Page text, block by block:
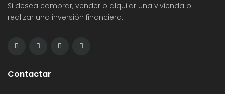
Si desea comprar, vender o alquilar una vivienda o
realizar una inversión financiera.
Contactar